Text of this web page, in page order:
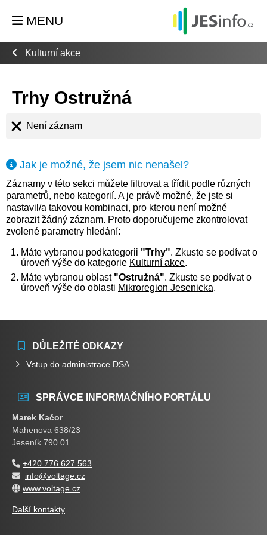
MENU
Kulturní akce
Trhy Ostružná
Není záznam
Jak je možné, že jsem nic nenašel?
Záznamy v této sekci můžete filtrovat a třídit podle různých
parametrů, nebo kategorií. A je právě možné, že jste si
nastavil/a takovou kombinaci, pro kterou není možné
zobrazit žádný záznam. Proto doporučujeme zkontrolovat
zvolené parametry hledání:
Máte vybranou podkategorii "Trhy". Zkuste se podívat o
úroveň výše do kategorie Kulturní akce.
Máte vybranou oblast "Ostružná". Zkuste se podívat o
úroveň výše do oblasti Mikroregion Jesenicka.
DŮLEŽITÉ ODKAZY
Vstup do administrace DSA
SPRÁVCE INFORMAČNÍHO PORTÁLU
Marek Kačor
Mahenova 638/23
Jeseník 790 01
+420 776 627 563
info@voltage.cz
www.voltage.cz
Další kontakty